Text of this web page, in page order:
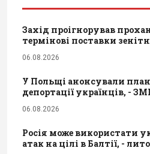
Захід проігнорував
термінові поставки
06.08.2026
У Польщі анонсували
депортації українців, - ЗМІ
06.08.2026
Росія може використати
атак на цілі в Балтії, -